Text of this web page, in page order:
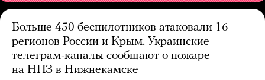
Больше 450 беспилотников атаковали 16
регионов России и Крым. Украинские
телеграм-каналы сообщают о пожаре
на НПЗ в Нижнекамске